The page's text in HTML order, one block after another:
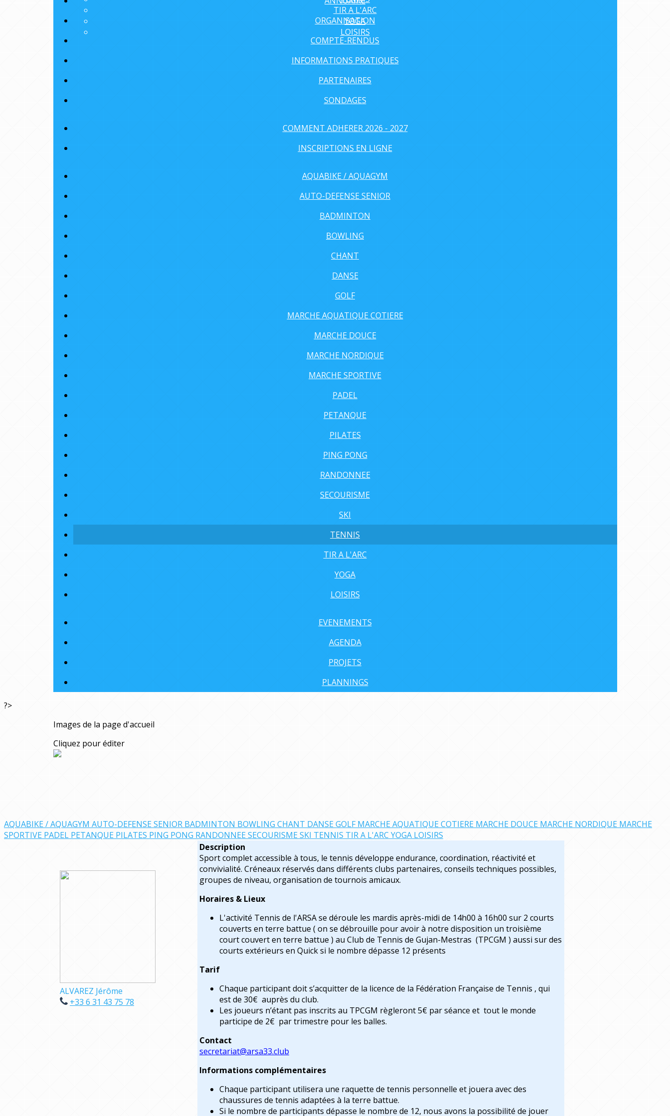
TIR A L'ARC
YOGA
LOISIRS
ORGANISATION
COMPTE-RENDUS
INFORMATIONS PRATIQUES
PARTENAIRES
SONDAGES
COMMENT ADHERER 2026 - 2027
INSCRIPTIONS EN LIGNE
AQUABIKE / AQUAGYM
AUTO-DEFENSE SENIOR
BADMINTON
BOWLING
CHANT
DANSE
GOLF
MARCHE AQUATIQUE COTIERE
MARCHE DOUCE
MARCHE NORDIQUE
MARCHE SPORTIVE
PADEL
PETANQUE
PILATES
PING PONG
RANDONNEE
SECOURISME
SKI
TENNIS
TIR A L'ARC
YOGA
LOISIRS
EVENEMENTS
AGENDA
PROJETS
PLANNINGS
?>
Images de la page d'accueil
Cliquez pour éditer
AQUABIKE / AQUAGYM AUTO-DEFENSE SENIOR BADMINTON BOWLING CHANT DANSEGOLFMARCHE AQUATIQUE COTIERE MARCHE DOUCE MARCHE NORDIQUE MARCHE
SPORTIVE PADEL PETANQUE PILATES PING PONG RANDONNEESECOURISMESKI TENNIS TIR A L'ARC YOGA LOISIRS
Description
Sport complet accessible à tous, le tennis développe endurance, coordination, réactivité et
convivialité. Créneaux réservés dans différents clubs partenaires, conseils techniques possibles,
groupes de niveau, organisation de tournois amicaux.
Horaires & Lieux
L'activité Tennis de l'ARSA se déroule les mardis après-midi de 14h00 à 16h00 sur 2 courts
couverts en terre battue ( on se débrouille pour avoir à notre disposition un troisième
court couvert en terre battue ) au Club de Tennis de Gujan-Mestras (TPCGM ) aussi sur des
courts extérieurs en Quick si le nombre dépasse 12 présents
Tarif
Chaque participant doit s’acquitter de la licence de la Fédération Française de Tennis , qui
est de 30€ auprès du club.
Les joueurs n’étant pas inscrits au TPCGM règleront 5€ par séance et tout le monde
participe de 2€ par trimestre pour les balles.
Contact
secretariat@arsa33.club
Informations complémentaires
Chaque participant utilisera une raquette de tennis personnelle et jouera avec des
chaussures de tennis adaptées à la terre battue.
Si le nombre de participants dépasse le nombre de 12, nous avons la possibilité de jouer
ALVAREZ Jérôme
+33 6 31 43 75 78